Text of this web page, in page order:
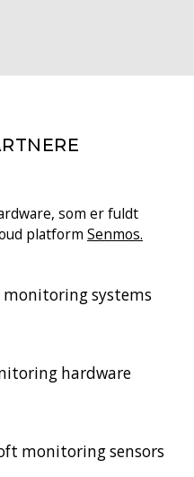
som er fuldt
platform Senmos.